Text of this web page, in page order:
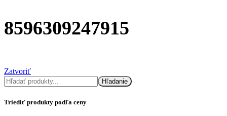
8596309247915
Zatvoriť
Hľadať
Hľadanie
Triediť produkty podľa ceny